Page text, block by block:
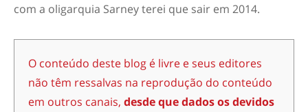
com a oligarquia Sarney terei que sair em 2014.
O conteúdo deste blog é livre e seus editores
não têm ressalvas na reprodução do conteúdo
em outros canais, desde que dados os devidos